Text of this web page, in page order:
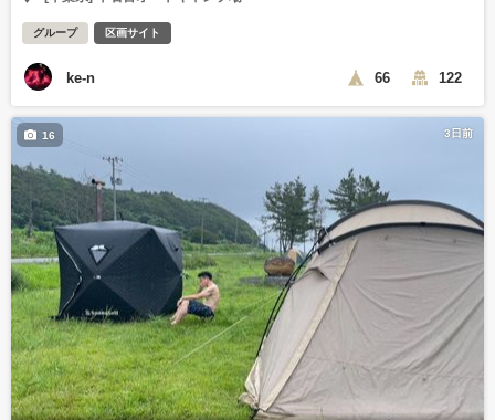
グループ 区画サイト
ke-n 66 122
3日前
16